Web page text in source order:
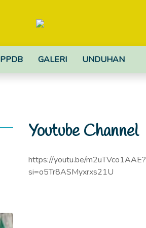
PPDB GALERI UNDUHAN
Youtube Channel
https://youtu.be/m2uTVco1AAE?
si=o5Tr8ASMyxrxs21U